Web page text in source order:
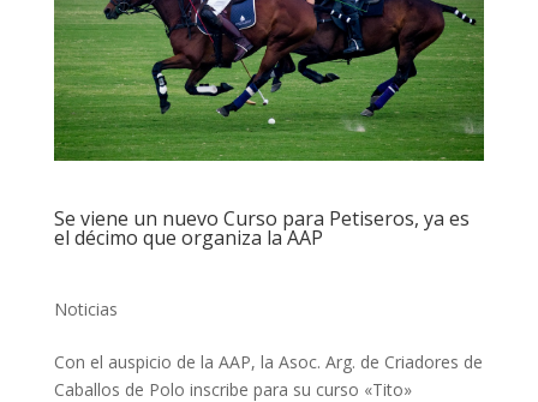
Se viene un nuevo Curso para Petiseros, ya es
el décimo que organiza la AAP
Noticias
Con el auspicio de la AAP, la Asoc. Arg. de Criadores de
Caballos de Polo inscribe para su curso «Tito»